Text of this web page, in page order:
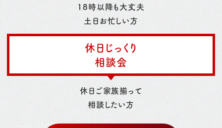
18時以降も大丈夫
土日お忙しい方
休日じっくり
相談会
休日ご家族揃って
相談したい方